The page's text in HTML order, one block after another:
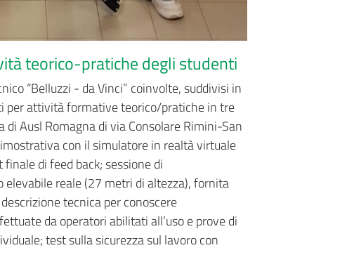
teorico-pratiche degli studenti
“Belluzzi - da Vinci” coinvolte, suddivisi in
per attività formative teorico/pratiche in tre
Ausl Romagna di via Consolare Rimini-San
con il simulatore in realtà virtuale
finale di feed back; sessione di
reale (27 metri di altezza), fornita
tecnica per conoscere
da operatori abilitati all’uso e prove di
test sulla sicurezza sul lavoro con